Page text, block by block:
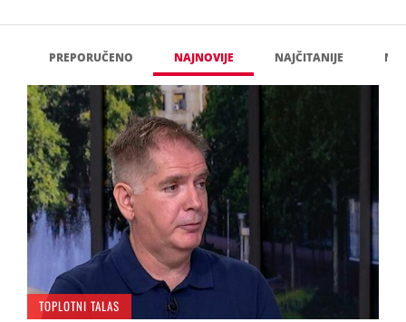
PREPORUČENO NAJNOVIJE NAJČITANIJE
TOPLOTNI TALAS